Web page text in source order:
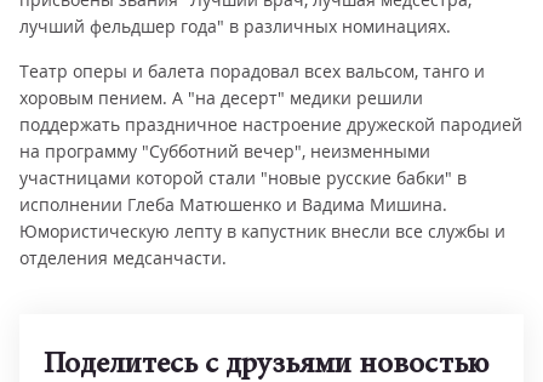
лучший фельдшер года" в различных номинациях.
Театр оперы и балета порадовал всех вальсом, танго и
хоровым пением. А "на десерт" медики решили
поддержать праздничное настроение дружеской пародией
на программу "Субботний вечер", неизменными
участницами которой стали "новые русские бабки" в
исполнении Глеба Матюшенко и Вадима Мишина.
Юмористическую лепту в капустник внесли все службы и
отделения медсанчасти.
Поделитесь с друзьями новостью